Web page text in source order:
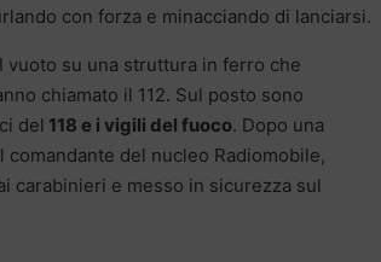
con forza e minacciando di lanciarsi.
vuoto su una struttura in ferro che
chiamato il 112. Sul posto sono
del 118 e i vigili del fuoco. Dopo una
del nucleo Radiomobile,
carabinieri e messo in sicurezza sul